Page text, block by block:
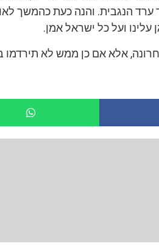
ערד הנגבית. והנה כעת כהמשך
ועל כל ישראל אמן.
אלא אם כן ממש לא תירדמו